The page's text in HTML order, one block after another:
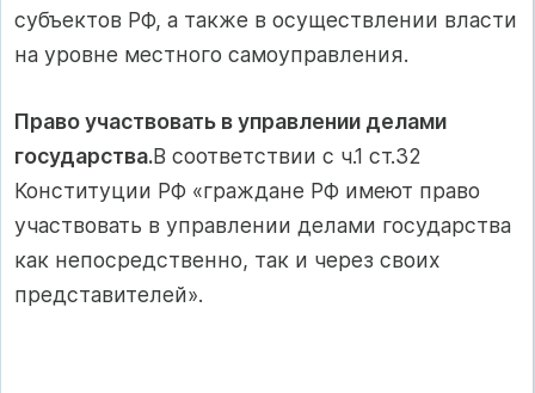
субъектов РФ, а также в осуществлении власти
на уровне местного самоуправления.
Право участвовать в управлении делами
государства.В соответствии с ч.1 ст.32
Конституции РФ «граждане РФ имеют право
участвовать в управлении делами государства
как непосредственно, так и через своих
представителей».